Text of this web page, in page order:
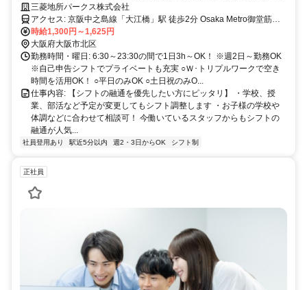
設で働けます。週2日～勤務OK！未経験の方大歓迎！
三菱地所パークス株式会社
アクセス: 京阪中之島線「大江橋」駅 徒歩2分 Osaka Metro御堂筋
線・京阪本線「淀屋橋」駅 徒歩4分 JR東西線「北新地」駅 徒歩5分
時給1,300円～1,625円
大阪府大阪市北区
勤務時間・曜日: 6:30～23:30の間で1日3h～OK！ ※週2日～勤務OK
※自己申告シフトでプライベートも充実 ○Ｗ･トリプルワークで空き
時間を活用OK！ ○平日のみOK ○土日祝のみO...
仕事内容: 【シフトの融通を優先したい方にピッタリ】 ・学校、授
業、部活など予定が変更してもシフト調整します ・お子様の学校や
体調などに合わせて相談可！ 今働いているスタッフからもシフトの
融通が人気...
社員登用あり 駅近5分以内 週2・3日からOK シフト制
正社員